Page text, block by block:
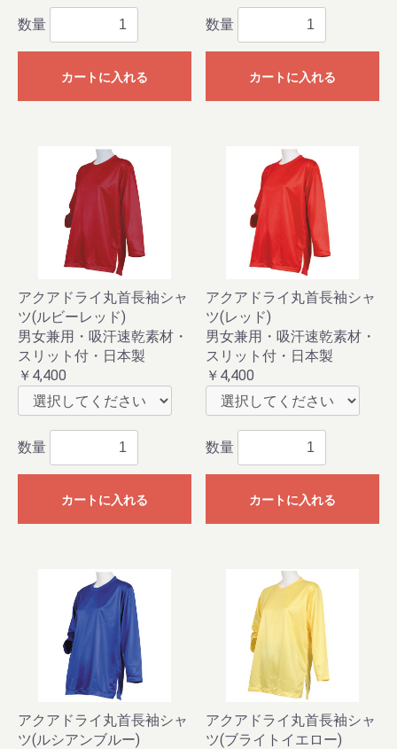
数量
カートに入れる
数量
カートに入れる
アクアドライ丸首長袖シャ
ツ(ルビーレッド)
男女兼用・吸汗速乾素材・
スリット付・日本製
￥4,400
数量
カートに入れる
アクアドライ丸首長袖シャ
ツ(レッド)
男女兼用・吸汗速乾素材・
スリット付・日本製
￥4,400
数量
カートに入れる
アクアドライ丸首長袖シャ
ツ(ルシアンブルー)
アクアドライ丸首長袖シャ
ツ(ブライトイエロー)
お買い物を続ける カートへ進む